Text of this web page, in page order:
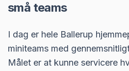
små teams
I dag er hele Ballerup
miniteams med
Målet er at kunne servicere